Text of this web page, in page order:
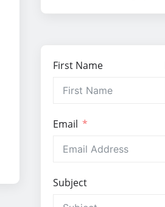
First Name
Email
Subject